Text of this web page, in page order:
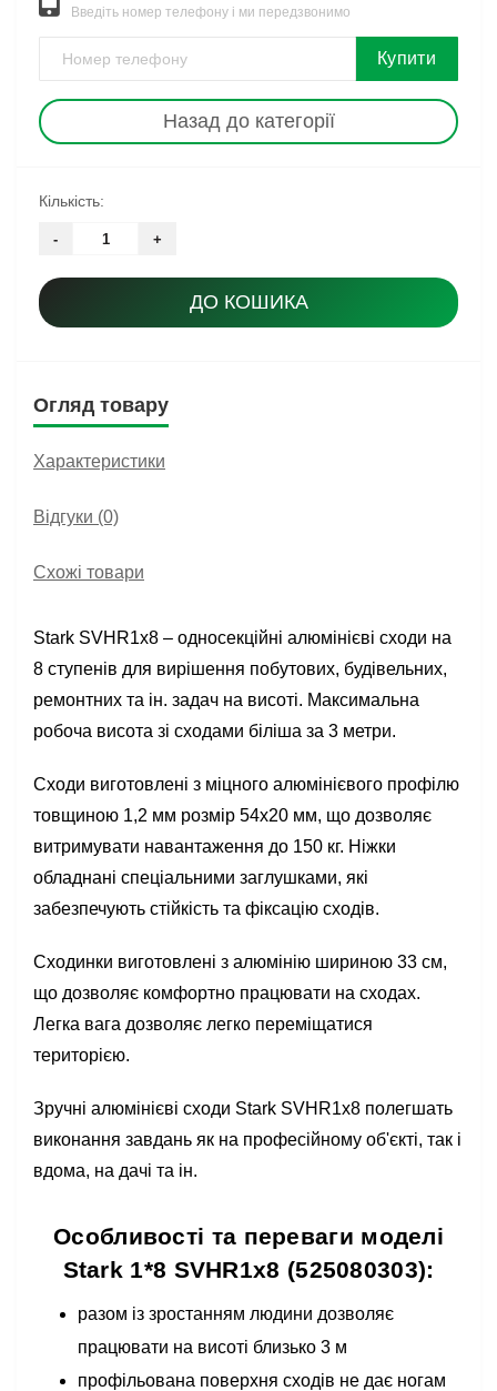
Введіть номер телефону і ми передзвонимо
Купити
Назад до категорії
Кількість:
- +
ДО КОШИКА
Огляд товару
Характеристики
Відгуки (0)
Схожі товари
Stark SVHR1x8 – односекційні алюмінієві сходи на
8 ступенів для вирішення побутових, будівельних,
ремонтних та ін. задач на висоті. Максимальна
робоча висота зі сходами біліша за 3 метри.
Сходи виготовлені з міцного алюмінієвого профілю
товщиною 1,2 мм розмір 54х20 мм, що дозволяє
витримувати навантаження до 150 кг. Ніжки
обладнані спеціальними заглушками, які
забезпечують стійкість та фіксацію сходів.
Сходинки виготовлені з алюмінію шириною 33 см,
що дозволяє комфортно працювати на сходах.
Легка вага дозволяє легко переміщатися
територією.
Зручні алюмінієві сходи Stark SVHR1x8 полегшать
виконання завдань як на професійному об'єкті, так і
вдома, на дачі та ін.
Особливості та переваги моделі
Stark 1*8 SVHR1x8 (525080303):
разом із зростанням людини дозволяє
працювати на висоті близько 3 м
профільована поверхня сходів не дає ногам